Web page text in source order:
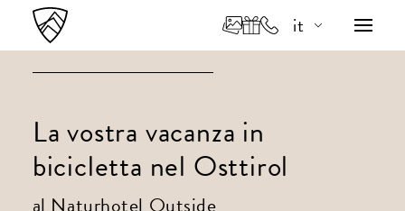
it
de
La vostra vacanza in
bicicletta nel Osttirol